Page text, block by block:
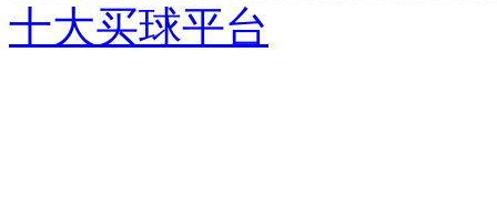
十大买球平台